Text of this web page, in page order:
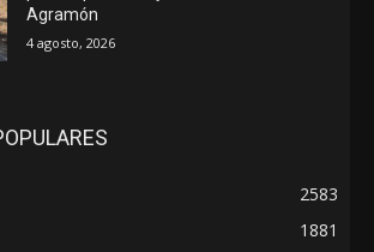
Agramón
4 agosto, 2026
2583
1881